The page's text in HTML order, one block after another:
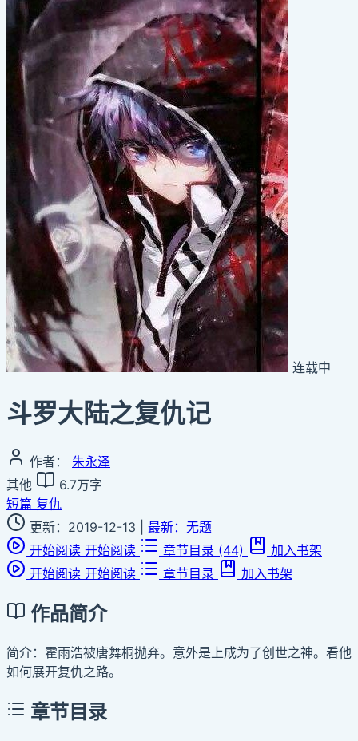
连载中
斗罗大陆之复仇记
作者：
朱永泽
其他
6.7万字
短篇 复仇
更新：2019-12-13
最新：无题
开始阅读 开始阅读 章节目录 (44)
加入书架
开始阅读 开始阅读 章节目录 加入书架
作品简介
简介：霍雨浩被唐舞桐抛弃。意外是上成为了创世之神。看他
如何展开复仇之路。
章节目录